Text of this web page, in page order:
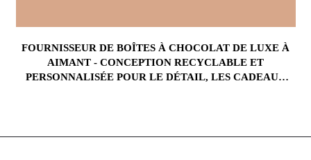
FOURNISSEUR DE BOÎTES À CHOCOLAT DE LUXE À
AIMANT - CONCEPTION RECYCLABLE ET
PERSONNALISÉE POUR LE DÉTAIL, LES CADEAUX